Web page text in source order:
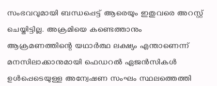
സംഭവവുമായി ബന്ധപ്പെട്ട് ആരെയും ഇതുവരെ അറസ്റ്റ്
ചെയ്തിട്ടില്ല. അക്രമിയെ കണ്ടെത്താനും
ആക്രമണത്തിന്റെ യഥാർത്ഥ ലക്ഷ്യം എന്താണെന്ന്
മനസിലാക്കാനുമായി ഫെഡറൽ ഏജൻസികൾ
ഉൾപ്പെടെയുള്ള അന്വേഷണ സംഘം സ്ഥലത്തെത്തി